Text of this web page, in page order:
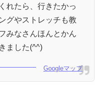
れたら、行きたかっ
グやストレッチも教
みなさんほんとかん
ました(^^)
Googleマップ